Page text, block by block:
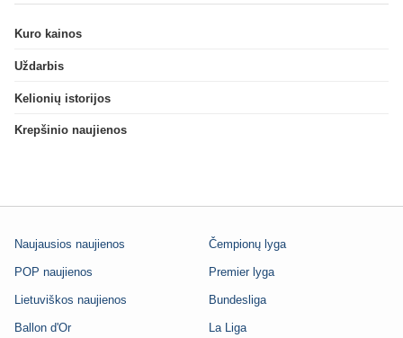
Kuro kainos
Uždarbis
Kelionių istorijos
Krepšinio naujienos
Naujausios naujienos
POP naujienos
Lietuviškos naujienos
Ballon d'Or
Čempionų lyga
Premier lyga
Bundesliga
La Liga